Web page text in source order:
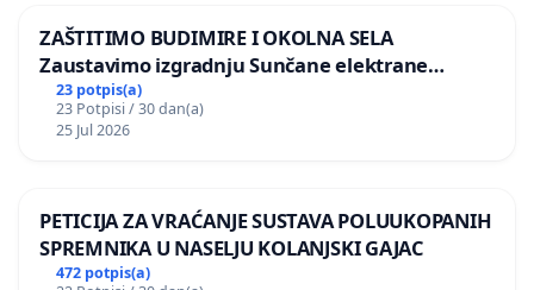
ZAŠTITIMO BUDIMIRE I OKOLNA SELA
Zaustavimo izgradnju Sunčane elektrane
Vedrine na području Ugljana
23 potpis(a)
23 Potpisi / 30 dan(a)
25 Jul 2026
PETICIJA ZA VRAĆANJE SUSTAVA POLUUKOPANIH
SPREMNIKA U NASELJU KOLANJSKI GAJAC
472 potpis(a)